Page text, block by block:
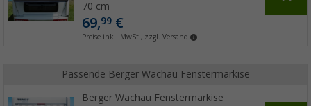
70 cm
69,99€
Preise inkl. MwSt., zzgl. Versand
Passende Berger Wachau Fenstermarkise
Berger Wachau Fenstermarkise